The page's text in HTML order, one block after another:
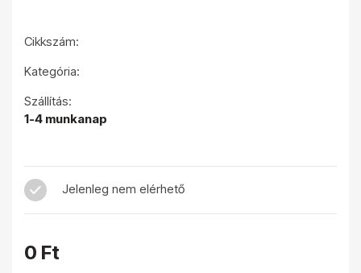
Cikkszám:
Kategória:
Szállítás:
1-4 munkanap
Jelenleg nem elérhető
0 Ft